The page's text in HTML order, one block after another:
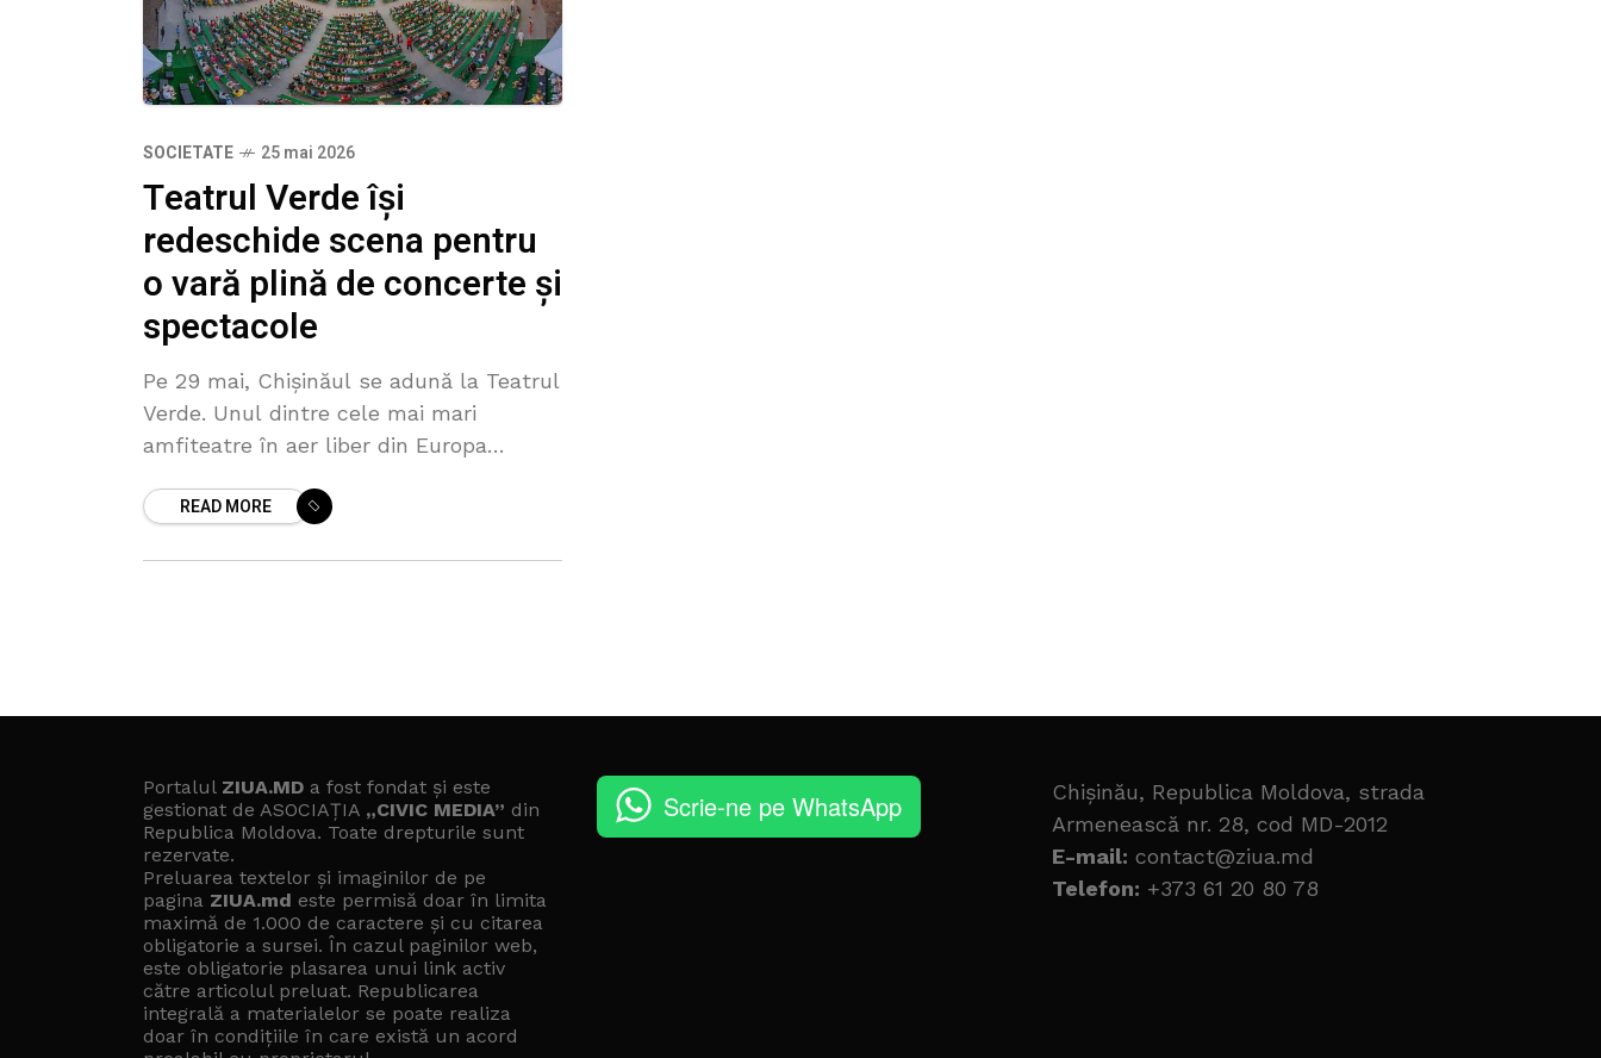
SOCIETATE 25 mai 2026
Teatrul Verde își
redeschide scena pentru
o vară plină de concerte și
spectacole
Pe 29 mai, Chișinăul se adună la Teatrul
Verde. Unul dintre cele mai mari
amfiteatre în aer liber din Europa
concert grandios, artiști îndrăgiți
READ MORE
Portalul ZIUA.MD a fost fondat și este
gestionat de ASOCIAȚIA „CIVIC MEDIA” din
Republica Moldova. Toate drepturile sunt
rezervate.
Preluarea textelor și imaginilor de pe
pagina ZIUA.md este permisă doar în limita
maximă de 1.000 de caractere și cu citarea
obligatorie a sursei. În cazul paginilor web,
este obligatorie plasarea unui link activ
către articolul preluat. Republicarea
integrală a materialelor se poate realiza
doar în condițiile în care există un acord
Scrie-ne pe WhatsApp
Chișinău, Republica Moldova, strada
Armenească nr. 28, cod MD-2012
E-mail: contact@ziua.md
Telefon: +373 61 20 80 78